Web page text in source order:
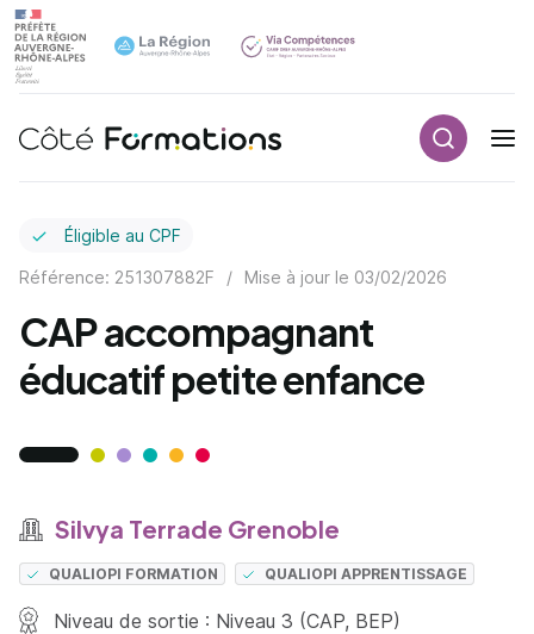
Navigation principale
Éligible au CPF
Référence: 251307882F / Mise à jour le 03/02/2026
CAP accompagnant
éducatif petite enfance
Silvya Terrade Grenoble
QUALIOPI FORMATION QUALIOPI APPRENTISSAGE
Niveau de sortie : Niveau 3 (CAP, BEP)